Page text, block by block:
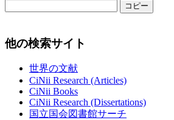
コピー
他の検索サイト
世界の文献
CiNii Research (Articles)
CiNii Books
CiNii Research (Dissertations)
国立国会図書館サーチ